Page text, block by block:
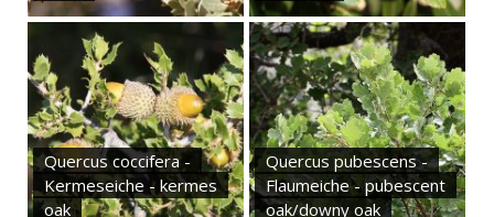
Quercus coccifera -
Kermeseiche - kermes
oak
Quercus pubescens -
Flaumeiche - pubescent
oak/downy oak